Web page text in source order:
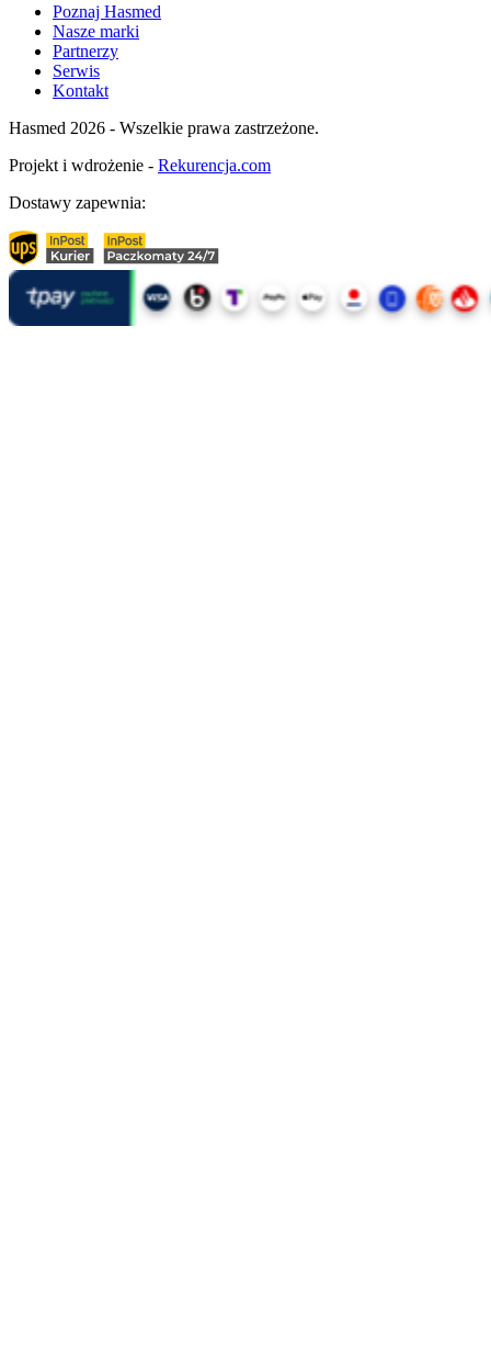
Poznaj Hasmed
Nasze marki
Partnerzy
Serwis
Kontakt
Hasmed 2026 - Wszelkie prawa zastrzeżone.
Projekt i wdrożenie - Rekurencja.com
Dostawy zapewnia: